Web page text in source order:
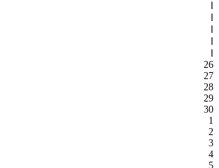
ا
ا
ا
ا
ا
26
27
28
29
30
1
2
3
4
5